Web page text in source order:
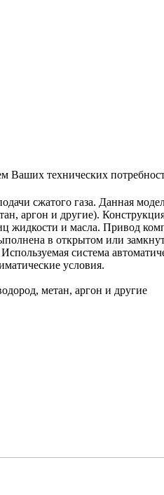
Ваших технических
сжатого газа. Данная
аргон и другие).
жидкости и масла. Привод
в открытом или
система
условия.
метан, аргон и другие